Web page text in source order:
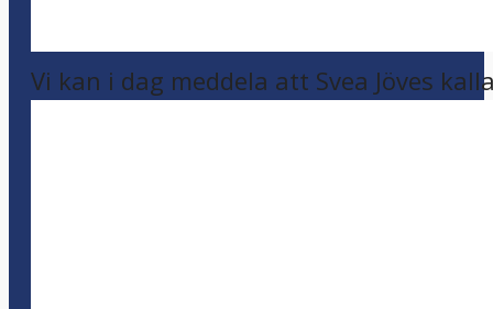
Vi kan i dag meddela att Svea Jöves